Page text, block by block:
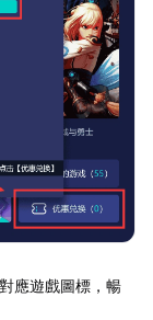
應遊戲圖標，暢